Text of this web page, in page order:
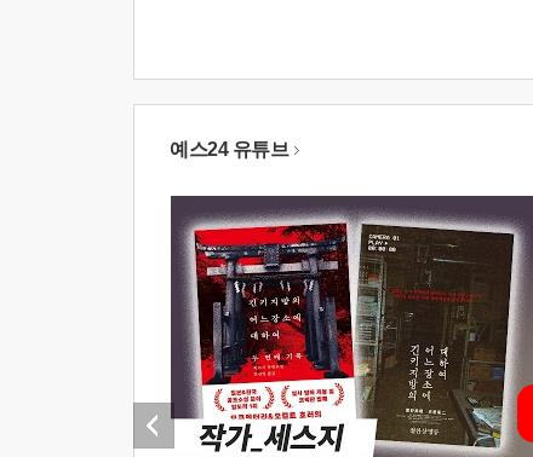
예스24 유튜브